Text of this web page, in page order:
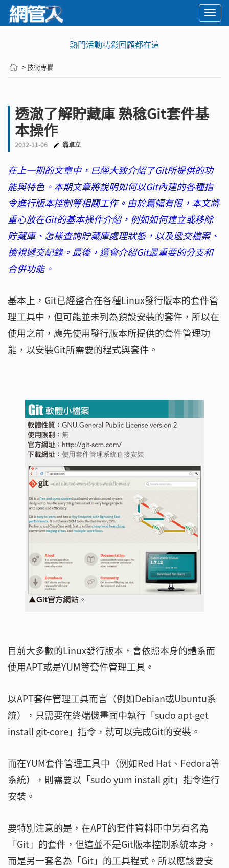
熱門活動精彩回顧都在這
> 技術專欄
透澈了解貯藏庫 熟稔Git套件基
本操作
2012-11-06 翁卓立
在上一期的文章中，已經大致介紹了Git所提供的功
能與特色。本期文章將說明如何以Git內建的各種指
令進行版本控制等相關工作。由於篇幅有限，本文將
重心放在Git的基本操作介紹，例如如何建立或移除
貯藏庫、怎樣查詢貯藏庫處理狀態，以及遞交檔案、
檢視遞交紀錄。最後，還會介紹Git最重要的分支和
合併功能。
基本上，Git已經整合在各種Linux發行版本的套件管
理工具中，但可能並未列為預設安裝的套件，所以在
使用之前，應先使用發行版本所提供的套件管理功
能，以安裝Git所需要的程式與套件。
目前大多數的Linux發行版本，會依照本身的體系而
使用APT或是YUM等套件管理工具。
以APT套件管理工具而言（例如Debian或Ubuntu系
統），只需要在終端機畫面中執行「sudo apt-get
install git-core」指令，就可以完成Git的安裝。
而在YUM套件管理工具中（例如Red Hat、Fedora等
系統），則需要以「sudo yum install git」指令進行
安裝。
要特別注意的是，在APT的套件資料庫中另有名為
「Git」的套件，但這並不是Git版本控制系統本身，
而是另一套名為「Git」的工具程式。所以應該要安